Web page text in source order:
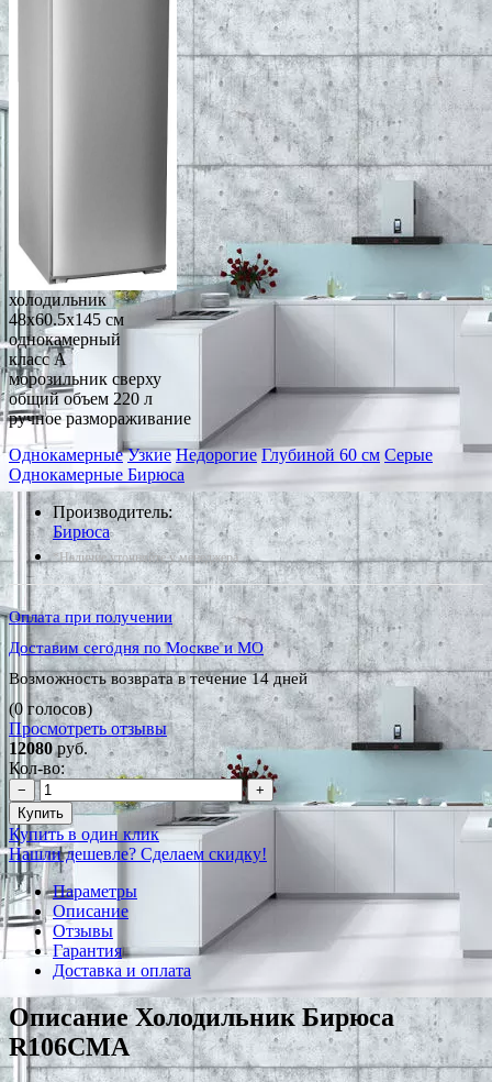
холодильник
48x60.5x145 см
однокамерный
класс A
морозильник сверху
общий объем 220 л
ручное размораживание
Однокамерные Узкие Недорогие Глубиной 60 см Серые
Однокамерные Бирюса
Производитель:
Бирюса
*Наличие уточняйте у менеджера
Оплата при получении
Доставим сегодня по Москве и МО
Возможность возврата в течение 14 дней
(0 голосов)
Просмотреть отзывы
12080руб.
Кол-во:
−
+
Купить
Купить в один клик
Нашли дешевле? Сделаем скидку!
Параметры
Описание
Отзывы
Гарантия
Доставка и оплата
Описание Холодильник Бирюса
R106CMA